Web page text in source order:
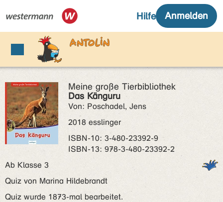
Meine große Tierbibliothek
Das Känguru
Von: Poschadel, Jens
2018 esslinger
ISBN‑10: 3-480-23392-9
ISBN‑13: 978-3-480-23392-2
Ab Klasse 3
Quiz von Marina Hildebrandt
Quiz wurde 1873-mal bearbeitet.